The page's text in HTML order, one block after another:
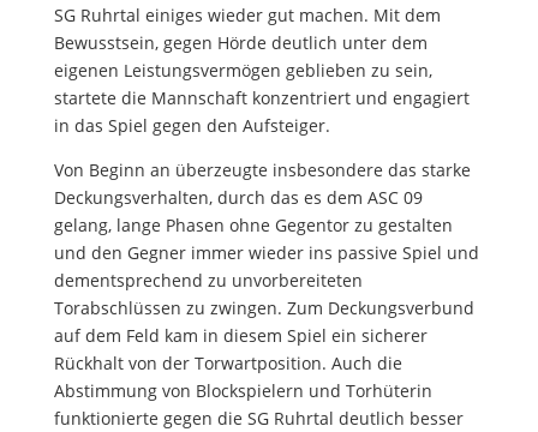
SG Ruhrtal einiges wieder gut machen. Mit dem
Bewusstsein, gegen Hörde deutlich unter dem
eigenen Leistungsvermögen geblieben zu sein,
startete die Mannschaft konzentriert und engagiert
in das Spiel gegen den Aufsteiger.
Von Beginn an überzeugte insbesondere das starke
Deckungsverhalten, durch das es dem ASC 09
gelang, lange Phasen ohne Gegentor zu gestalten
und den Gegner immer wieder ins passive Spiel und
dementsprechend zu unvorbereiteten
Torabschlüssen zu zwingen. Zum Deckungsverbund
auf dem Feld kam in diesem Spiel ein sicherer
Rückhalt von der Torwartposition. Auch die
Abstimmung von Blockspielern und Torhüterin
funktionierte gegen die SG Ruhrtal deutlich besser